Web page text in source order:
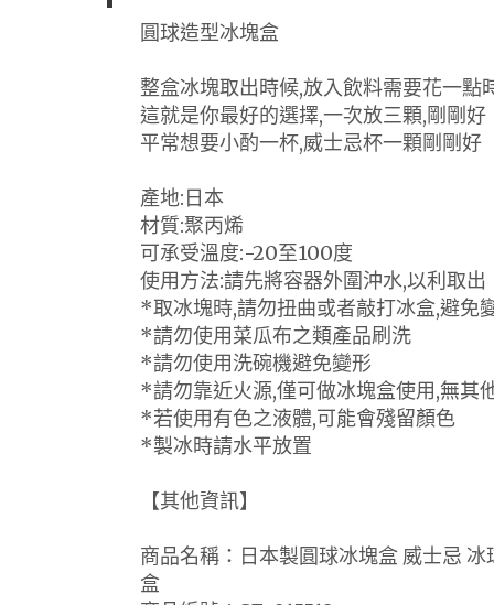
圓球造型冰塊盒
整盒冰塊取出時候,放入飲料需要花一點
這就是你最好的選擇,一次放三顆,剛剛好
平常想要小酌一杯,威士忌杯一顆剛剛好
產地:日本
材質:聚丙烯
可承受溫度:-20至100度
使用方法:請先將容器外圍沖水,以利取出
*取冰塊時,請勿扭曲或者敲打冰盒,避免
*請勿使用菜瓜布之類產品刷洗
*請勿使用洗碗機避免變形
*請勿靠近火源,僅可做冰塊盒使用,無其
*若使用有色之液體,可能會殘留顏色
*製冰時請水平放置
【其他資訊】
商品名稱：日本製圓球冰塊盒 威士忌
盒